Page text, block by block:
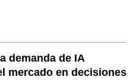
demanda de IA
mercado en decisiones